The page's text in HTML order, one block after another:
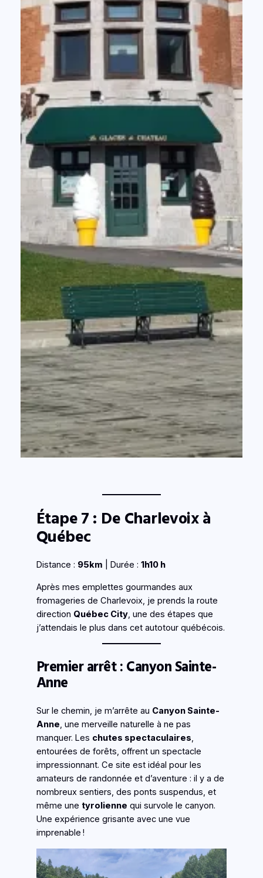
Étape 7 : De Charlevoix à
Québec
Distance : 95km | Durée : 1h10 h
Après mes emplettes gourmandes aux
fromageries de Charlevoix, je prends la route
direction Québec City, une des étapes que
j’attendais le plus dans cet autotour québécois.
Premier arrêt : Canyon Sainte-
Anne
Sur le chemin, je m’arrête au Canyon Sainte-
Anne, une merveille naturelle à ne pas
manquer. Les chutes spectaculaires,
entourées de forêts, offrent un spectacle
impressionnant. Ce site est idéal pour les
amateurs de randonnée et d’aventure : il y a de
nombreux sentiers, des ponts suspendus, et
même une tyrolienne qui survole le canyon.
Une expérience grisante avec une vue
imprenable !